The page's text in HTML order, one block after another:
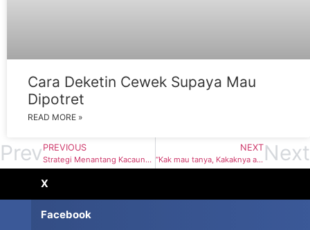
Cara Deketin Cewek Supaya Mau
Dipotret
READ MORE »
Prev PREVIOUS
Strategi Menantang Kacaunya Alogaritma Instagram
NEXT
“Kak mau tanya, Kakaknya asli Bandung…?” Next
X
Facebook